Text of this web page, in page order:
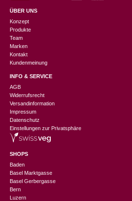
ÜBER UNS
Konzept
Produkte
Team
Marken
Kontakt
Kundenmeinung
INFO & SERVICE
AGB
Widerrufsrecht
Versandinformation
Impressum
Datenschutz
Einstellungen zur Privatsphäre
SHOPS
Baden
Basel Marktgasse
Basel Gerbergasse
Bern
Luzern